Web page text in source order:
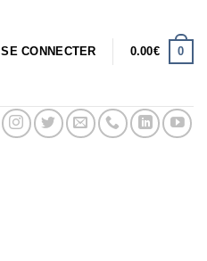
SE CONNECTER 0.00€ 0